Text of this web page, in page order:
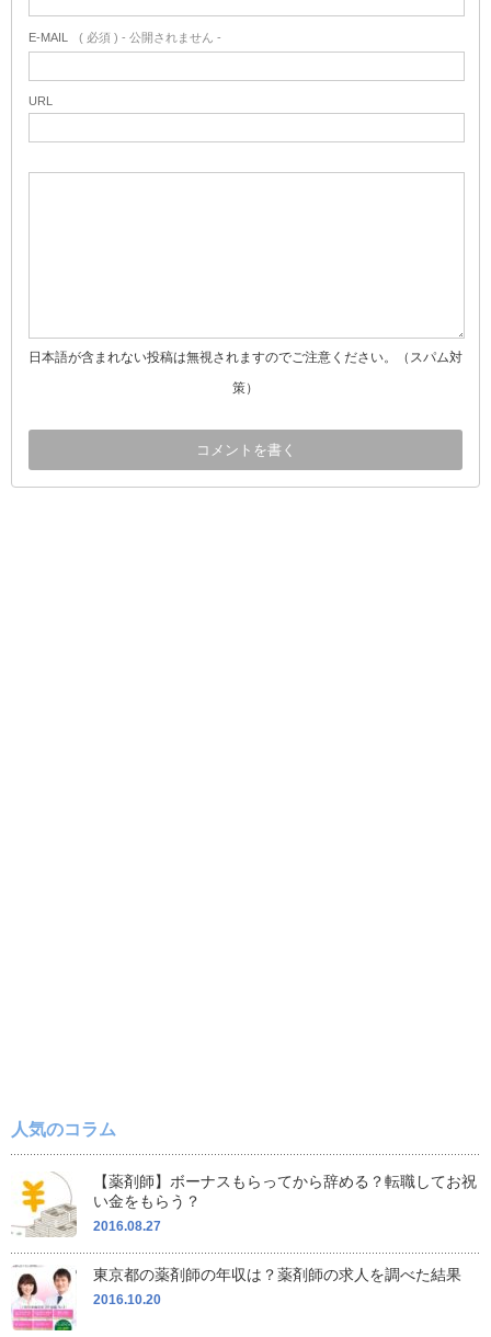
E-MAIL ( 必須 ) - 公開されません -
URL
日本語が含まれない投稿は無視されますのでご注意ください。（スパム対
策）
人気のコラム
【薬剤師】ボーナスもらってから辞める？転職してお祝
い金をもらう？
2016.08.27
東京都の薬剤師の年収は？薬剤師の求人を調べた結果
2016.10.20